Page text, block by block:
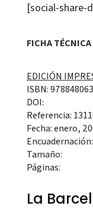
[social-share-
FICHA TÉCNICA
EDICIÓN
ISBN:
DOI:
Referencia:
Fecha: enero,
Tamaño:
Páginas:
La